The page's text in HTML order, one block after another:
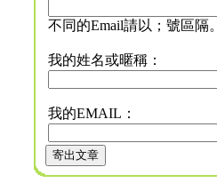
不同的Email請以；號區隔。
我的姓名或暱稱：
我的EMAIL：